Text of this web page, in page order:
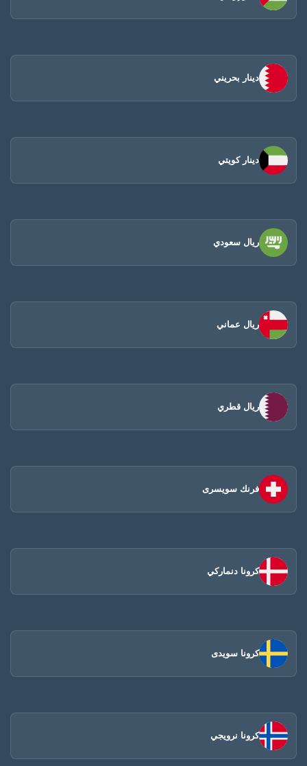
دينار بحريني
دينار كويتي
ريال سعودي
ريال عماني
ريال قطري
فرنك سويسرى
كرونا دنماركي
كرونا سويدى
كرونا نرويجي